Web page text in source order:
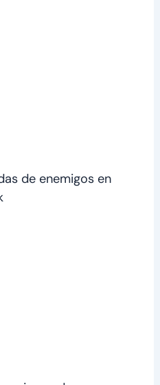
de enemigos en